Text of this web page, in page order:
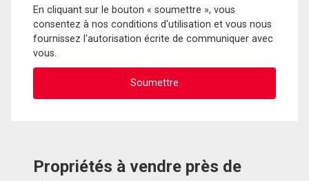
En cliquant sur le bouton « soumettre », vous
consentez à nos conditions d'utilisation et vous nous
fournissez l'autorisation écrite de communiquer avec
vous.
Propriétés à vendre près de